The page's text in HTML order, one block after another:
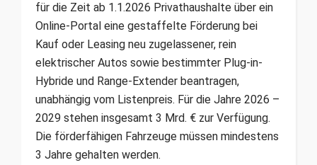
für die Zeit ab 1.1.2026 Privathaushalte über ein
Online-Portal eine gestaffelte Förderung bei
Kauf oder Leasing neu zugelassener, rein
elektrischer Autos sowie bestimmter Plug-in-
Hybride und Range-Extender beantragen,
unabhängig vom Listenpreis. Für die Jahre 2026 –
2029 stehen insgesamt 3 Mrd. € zur Verfügung.
Die förderfähigen Fahrzeuge müssen mindestens
3 Jahre gehalten werden.